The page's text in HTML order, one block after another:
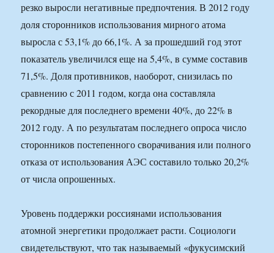
резко выросли негативные предпочтения. В 2012 году
доля сторонников использования мирного атома
выросла с 53,1% до 66,1%. А за прошедший год этот
показатель увеличился еще на 5,4%, в сумме составив
71,5%. Доля противников, наоборот, снизилась по
сравнению с 2011 годом, когда она составляла
рекордные для последнего времени 40%, до 22% в
2012 году. А по результатам последнего опроса число
сторонников постепенного сворачивания или полного
отказа от использования АЭС составило только 20,2%
от числа опрошенных.
Уровень поддержки россиянами использования
атомной энергетики продолжает расти. Социологи
свидетельствуют, что так называемый «фукусимский